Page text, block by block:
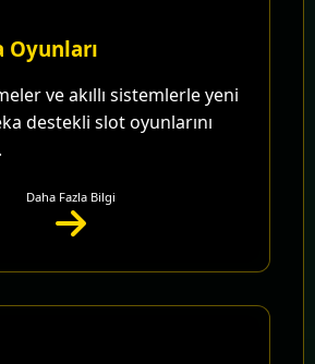
Oyunları
ve akıllı sistemlerle yeni
destekli slot oyunlarını
Daha Fazla Bilgi